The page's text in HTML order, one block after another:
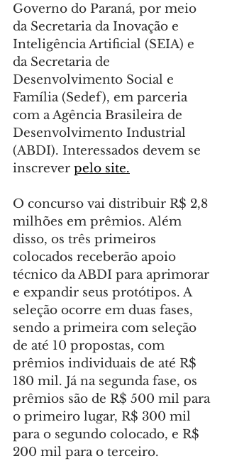
Governo do Paraná, por meio
da Secretaria da Inovação e
Inteligência Artificial (SEIA) e
da Secretaria de
Desenvolvimento Social e
Família (Sedef), em parceria
com a Agência Brasileira de
Desenvolvimento Industrial
(ABDI). Interessados devem se
inscrever pelo site.
O concurso vai distribuir R$ 2,8
milhões em prêmios. Além
disso, os três primeiros
colocados receberão apoio
técnico da ABDI para aprimorar
e expandir seus protótipos. A
seleção ocorre em duas fases,
sendo a primeira com seleção
de até 10 propostas, com
prêmios individuais de até R$
180 mil. Já na segunda fase, os
prêmios são de R$ 500 mil para
o primeiro lugar, R$ 300 mil
para o segundo colocado, e R$
200 mil para o terceiro.